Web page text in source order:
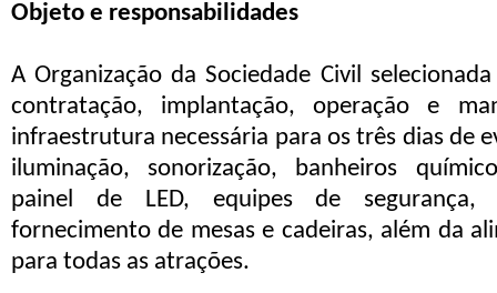
Objeto e responsabilidades
A Organização da Sociedade Civil
contratação, implantação, operação e
infraestrutura necessária para os três dias de
iluminação, sonorização, banheiros
painel de LED, equipes de segurança,
fornecimento de mesas e cadeiras, além da
para todas as atrações.